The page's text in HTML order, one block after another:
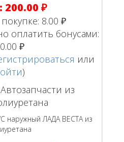
200.00 ₽
8.00 ₽
оплатить бонусами:
₽
или
)
Автозапчасти из
наружный ЛАДА ВЕСТА из